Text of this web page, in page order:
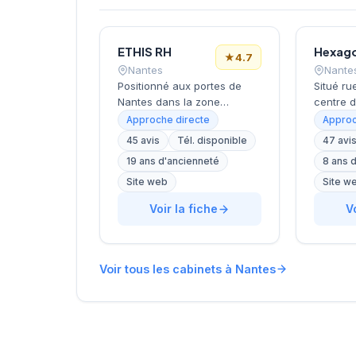
ETHIS RH
Nantes
★4.7
Positionné aux portes de
Nantes dans la zone
d'activité de Saint-Herblain,
ce cabinet de recrutement
rayonne sur l'ensemble de
la métropole nantaise. Sa
proximité avec les
économiques de
d'accompagner
efficacement les entreprises
locales dans leurs
Approche directe
45 avis
Tél. disponible
19 ans d'ancienneté
Site web
Voir la fiche
Situé
centre
cabinet
conseil
de
47 avis
8 ans
Site
Voir tous les cabinets à Nantes